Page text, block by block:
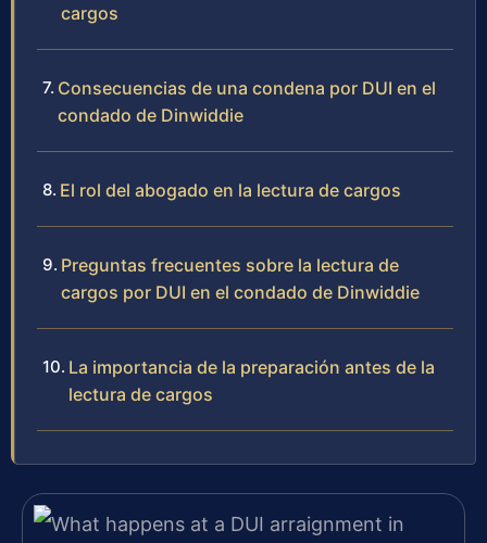
cargos
Consecuencias de una condena por DUI en el
condado de Dinwiddie
El rol del abogado en la lectura de cargos
Preguntas frecuentes sobre la lectura de
cargos por DUI en el condado de Dinwiddie
La importancia de la preparación antes de la
lectura de cargos